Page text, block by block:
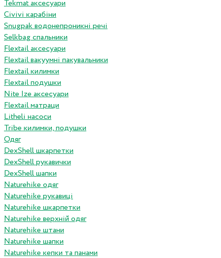
Tekmat аксесуари
Сivivi карабіни
Snugpak водонепроникні речі
Selkbag спальники
Flextail аксесуари
Flextail вакуумні пакувальники
Flextail килимки
Flextail подушки
Nite Ize аксесуари
Flextail матраци
Litheli насоси
Tribe килимки, подушки
Одяг
DexShell шкарпетки
DexShell рукавички
DexShell шапки
Naturehike одяг
Naturehike рукавиці
Naturehike шкарпетки
Naturehike верхній одяг
Naturehike штани
Naturehike шапки
Naturehike кепки та панами